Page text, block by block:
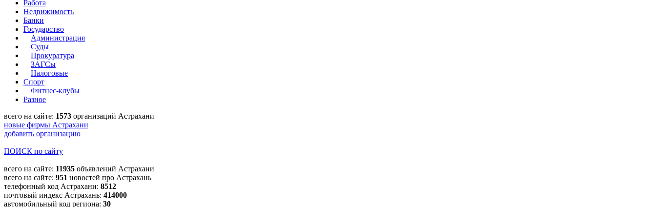
Работа
Недвижимость
Банки
Государство
Администрация
Суды
Прокуратура
ЗАГСы
Налоговые
Спорт
Фитнес-клубы
Разное
всего на сайте: 1573 организаций Астрахани
новые фирмы Астрахани
добавить организацию
ПОИСК по сайту
всего на сайте: 11935 объявлений Астрахани
всего на сайте: 951 новостей про Астрахань
телефонный код Астрахани: 8512
почтовый индекс Астрахань: 414000
автомобильный код региона: 30